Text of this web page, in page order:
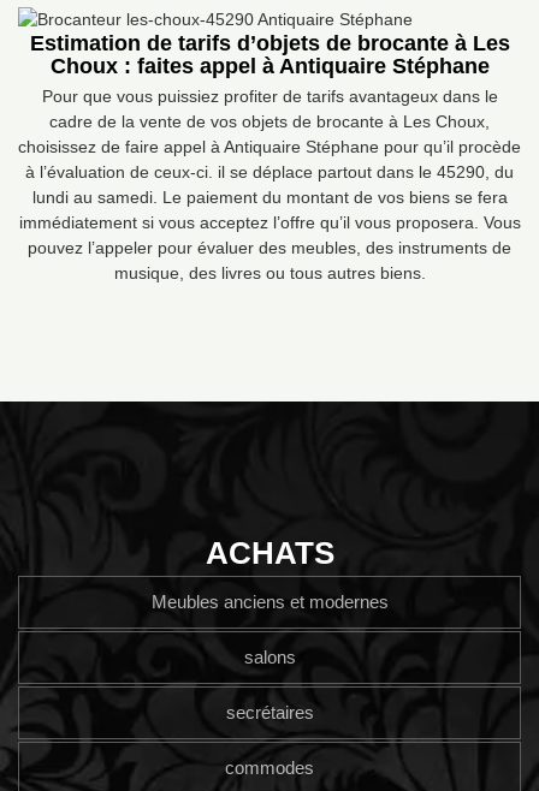
Estimation de tarifs d’objets de brocante à Les
Choux : faites appel à Antiquaire Stéphane
Pour que vous puissiez profiter de tarifs avantageux dans le
cadre de la vente de vos objets de brocante à Les Choux,
choisissez de faire appel à Antiquaire Stéphane pour qu’il procède
à l’évaluation de ceux-ci. il se déplace partout dans le 45290, du
lundi au samedi. Le paiement du montant de vos biens se fera
immédiatement si vous acceptez l’offre qu’il vous proposera. Vous
pouvez l’appeler pour évaluer des meubles, des instruments de
musique, des livres ou tous autres biens.
ACHATS
Meubles anciens et modernes
salons
secrétaires
commodes